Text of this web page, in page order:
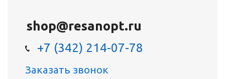
shop@resanopt.ru
+7 (342) 214-07-78
Заказать звонок